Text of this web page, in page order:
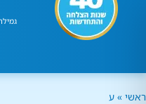
ראשי » ע